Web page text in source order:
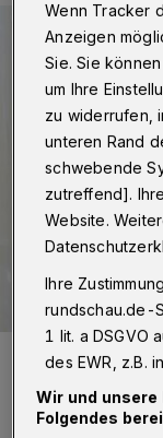
Gunther Wölfges
Wuppertal).
Foto: Sparkasse
Wenn Tracker
Anzeigen
Sie. Sie
um Ihre
zu widerrufen,
unteren Rand
schwebende
zutreffend].
Website.
Ihre
rundschau.de-
1 lit. a DSGVO
des EWR, z.B.
Wir und
Folgendes